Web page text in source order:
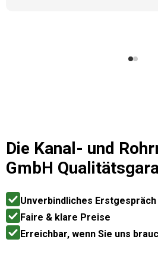
Die Kanal- und
GmbH
Unverbindliches Erstgespräch
Faire & klare Preise
Erreichbar, wenn Sie uns